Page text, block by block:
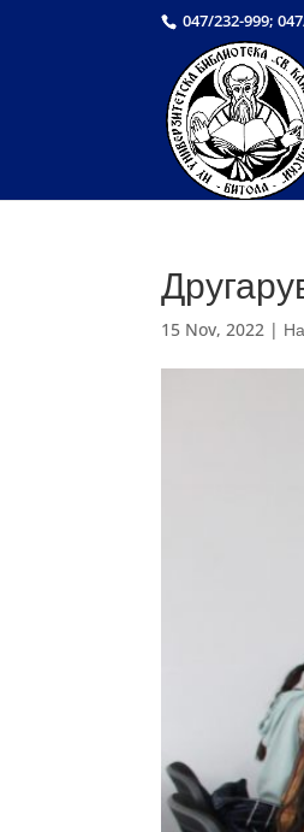
047/232-999;
15 Nov, 2022 |